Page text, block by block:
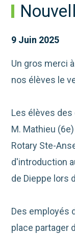
9 Juin 2025
Un gros merci
nos élèves le
Les élèves
M. Mathieu
Rotary Ste-
d'introduction
de Dieppe lors
Des employés
place partager